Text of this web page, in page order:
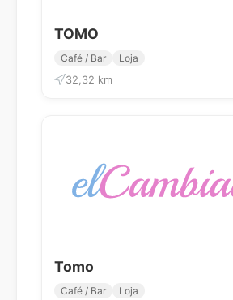
TOMO
Café / Bar
Loja
32,32 km
Tomo
Café / Bar
Loja